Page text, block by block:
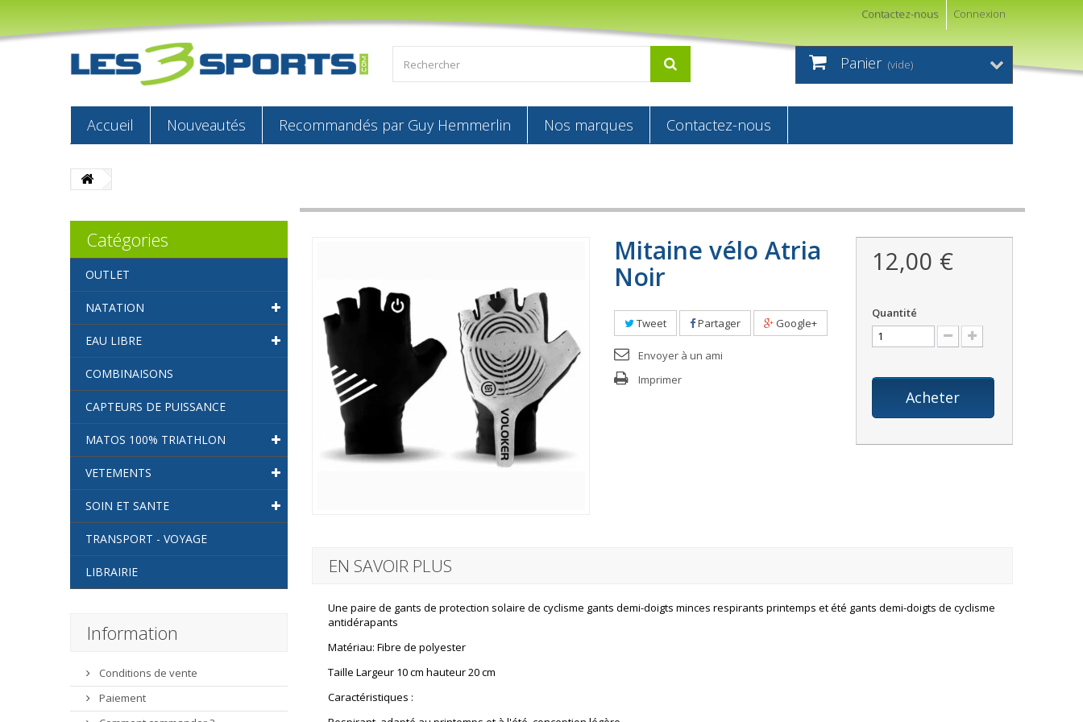
Connexion
Contactez-nous
Panier (vide)
Accueil Nouveautés Recommandés par Guy Hemmerlin Nos marques Contactez-nous
Catégories
OUTLET
NATATION
EAU LIBRE
COMBINAISONS
CAPTEURS DE PUISSANCE
MATOS 100% TRIATHLON
VETEMENTS
SOIN ET SANTE
TRANSPORT - VOYAGE
LIBRAIRIE
Information
Conditions de vente
Paiement
Mitaine vélo Atria
Noir
Tweet Partager Google+
Envoyer à un ami
Imprimer
12,00 €
Quantité
Acheter
EN SAVOIR PLUS
Une paire de gants de protection solaire de cyclisme gants demi-doigts minces respirants printemps et été gants demi-doigts de cyclisme
antidérapants
Matériau: Fibre de polyester
Taille Largeur 10 cm hauteur 20 cm
Caractéristiques :